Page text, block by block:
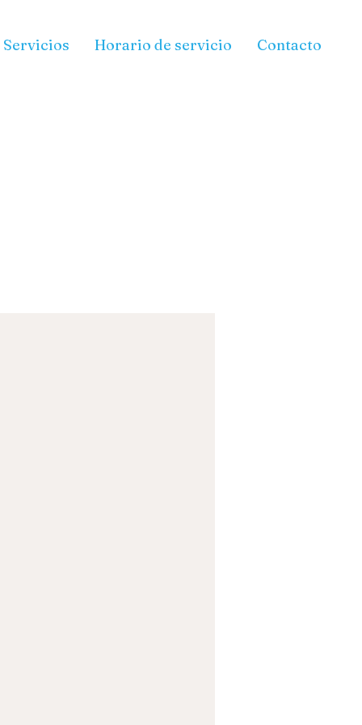
Servicios Horario de servicio Contacto